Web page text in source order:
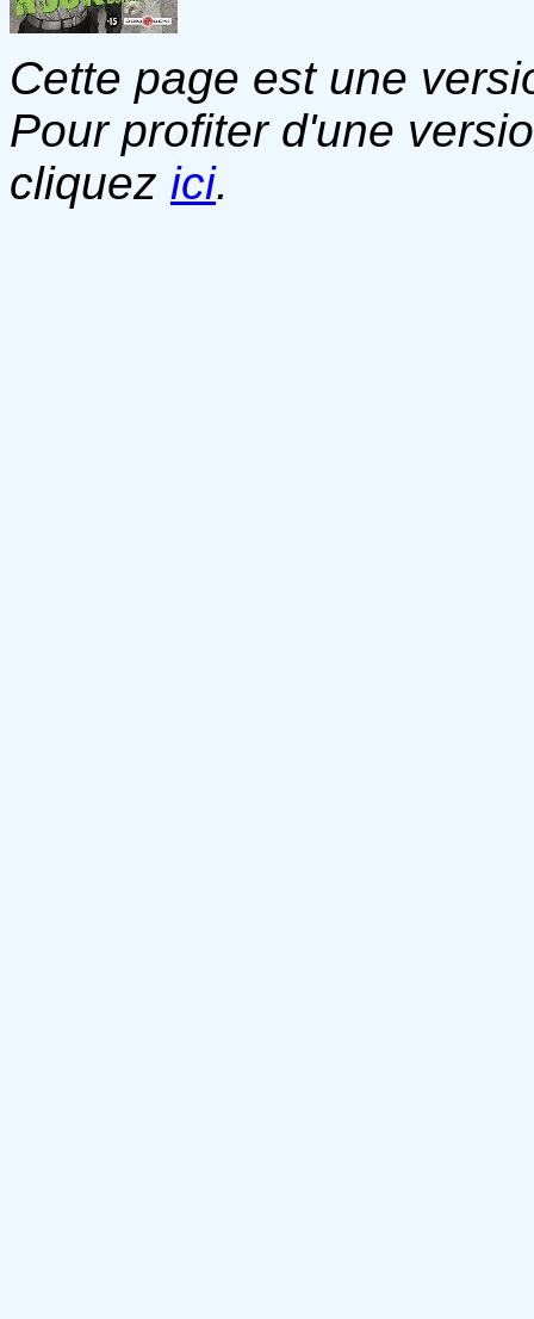
Cette page est une
Pour profiter d'une
cliquez ici.